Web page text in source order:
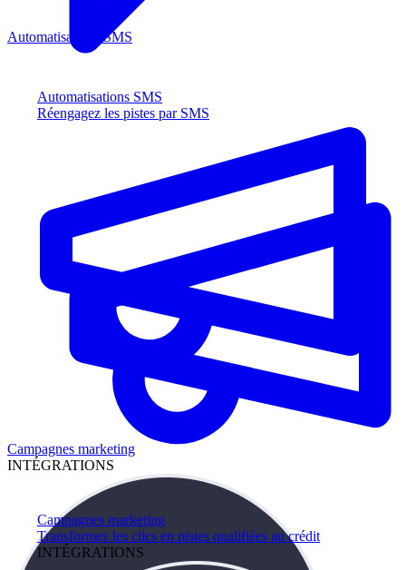
Automatisations SMS
Réengagez les pistes par SMS
Campagnes marketing
Transformez les clics en pistes qualifiées au crédit
INTÉGRATIONS
Automatisations SMS
Campagnes marketing
INTÉGRATIONS